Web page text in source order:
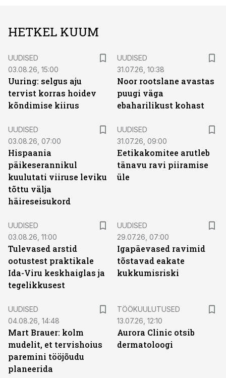
HETKEL KUUM
UUDISED
03.08.26, 15:00
Uuring: selgus aju
tervist korras hoidev
kõndimise kiirus
UUDISED
31.07.26, 10:38
Noor rootslane avastas
puugi väga
ebaharilikust kohast
UUDISED
03.08.26, 07:00
Hispaania
päikeserannikul
kuulutati viiruse leviku
tõttu välja
häireseisukord
UUDISED
31.07.26, 09:00
Eetikakomitee arutleb
tänavu ravi piiramise
üle
UUDISED
03.08.26, 11:00
Tulevased arstid
ootustest praktikale
Ida-Viru keskhaiglas ja
tegelikkusest
UUDISED
29.07.26, 07:00
Igapäevased ravimid
tõstavad eakate
kukkumisriski
UUDISED
04.08.26, 14:48
Mart Brauer: kolm
mudelit, et tervishoius
paremini tööjõudu
planeerida
TÖÖKUULUTUSED
13.07.26, 12:10
Aurora Clinic otsib
dermatoloogi